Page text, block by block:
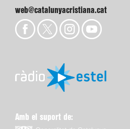
web@catalunyacristiana.cat
Amb el suport de: